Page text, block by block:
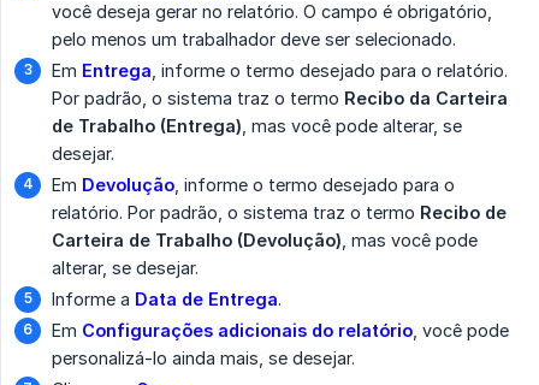
você deseja gerar no relatório. O campo é obrigatório,
pelo menos um trabalhador deve ser selecionado.
Em Entrega , informe o termo desejado para o relatório.
Por padrão, o sistema traz o termo Recibo da Carteira
de Trabalho (Entrega) , mas você pode alterar, se
desejar.
Em Devolução , informe o termo desejado para o
relatório. Por padrão, o sistema traz o termo Recibo de
Carteira de Trabalho (Devolução) , mas você pode
alterar, se desejar.
Informe a Data de Entrega.
Em Configurações adicionais do relatório , você pode
personalizá-lo ainda mais, se desejar.